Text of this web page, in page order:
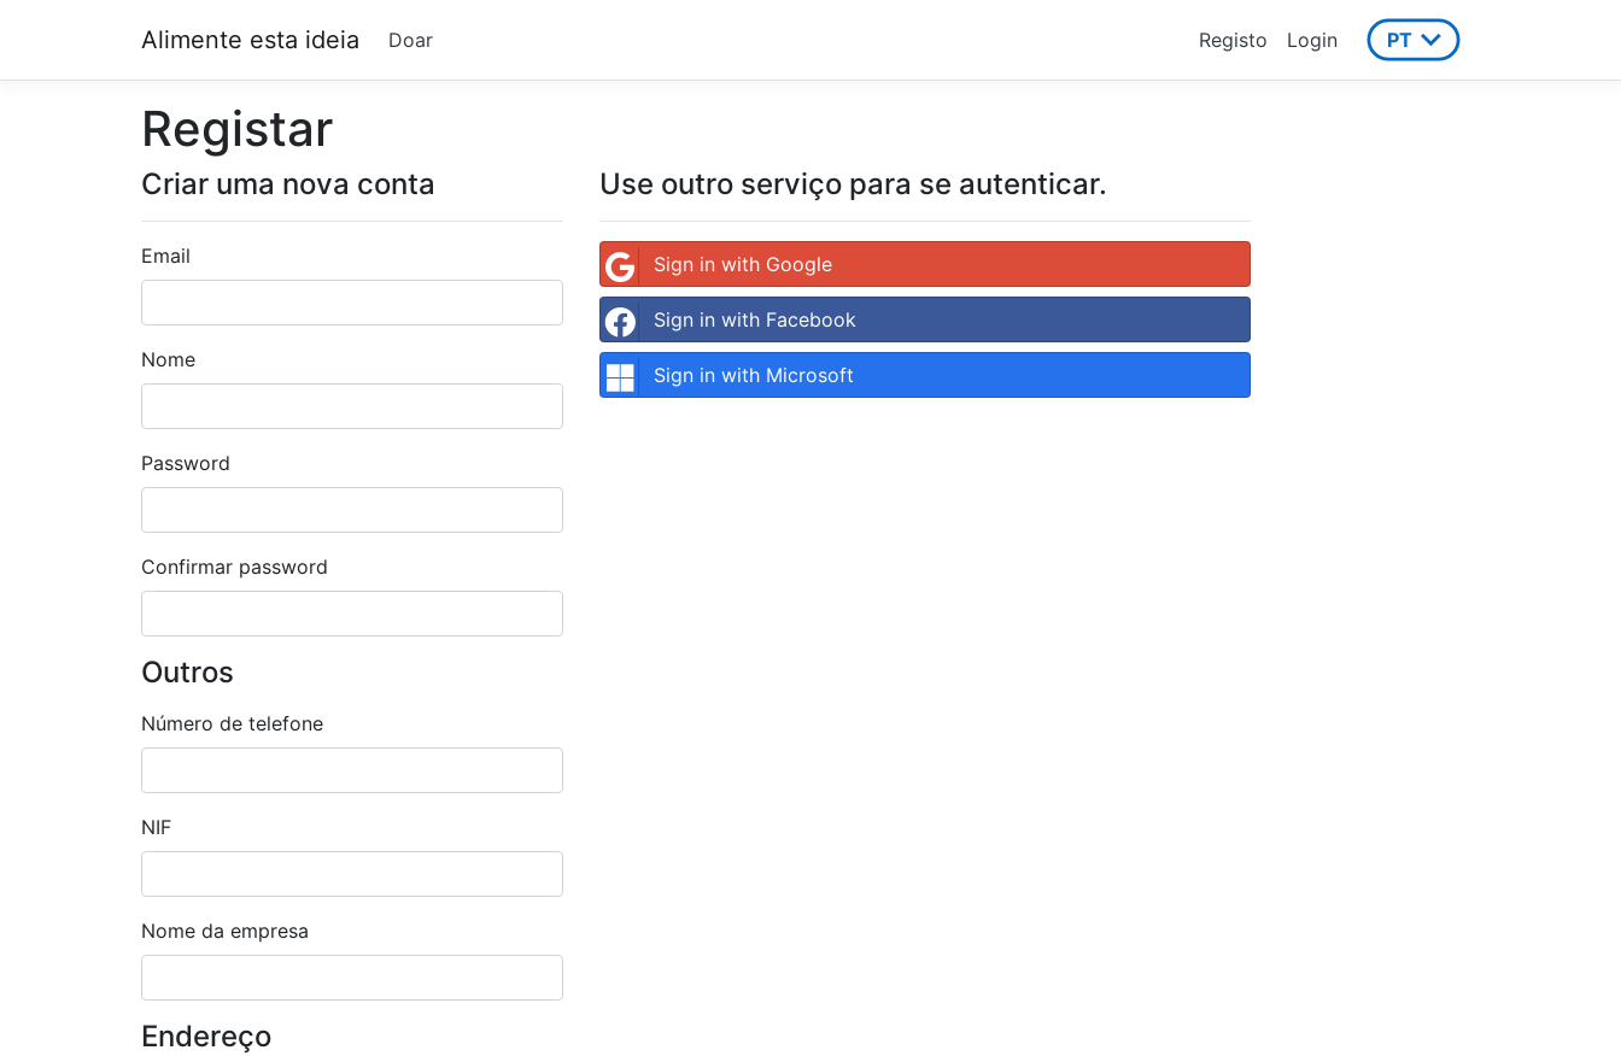
Alimente esta ideia Doar Registo Login PT
Registar
Criar uma nova conta
Email
Nome
Password
Confirmar password
Outros
Número de telefone
NIF
Nome da empresa
Endereço
Use outro serviço para se autenticar.
Sign in with Google
Sign in with Facebook
Sign in with Microsoft